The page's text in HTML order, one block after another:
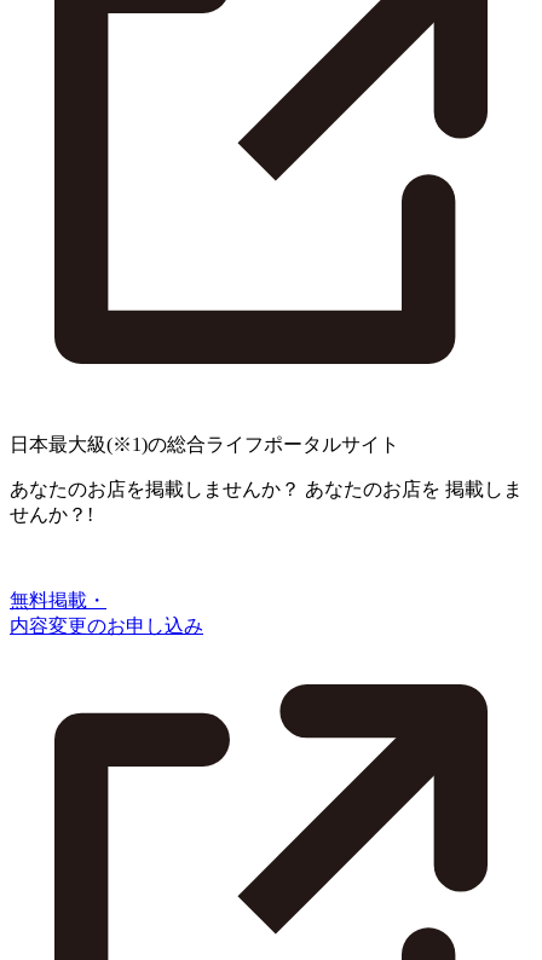
日本最大級(※1)の総合ライフポータルサイト
あなたのお店を掲載しませんか？ あなたのお店を 掲載しま
せんか？!
無料掲載・
内容変更のお申し込み